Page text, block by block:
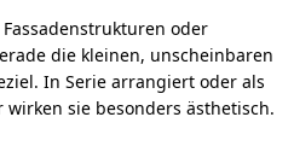
oder
die kleinen, unscheinbaren
In Serie arrangiert oder als
sie besonders ästhetisch.